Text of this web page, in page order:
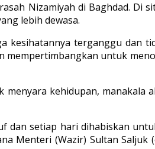
Nizamiyah di Baghdad. Di
lebih dewasa.
kesihatannya terganggu dan
untuk
kehidupan, manakala
setiap hari dihabiskan
Menteri (Wazir) Sultan